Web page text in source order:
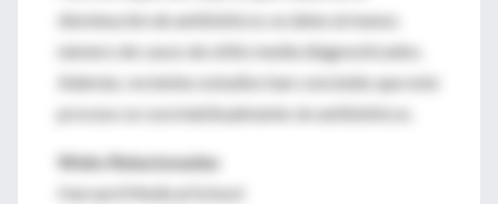
disminución de antibióticos se debe al menos
número de casos de otitis media diagnosticados.
Además, recientes estudios han concluido que este
proceso se cura habitualmente sin antibióticos.
Webs Relacionadas
Harvard Medical School